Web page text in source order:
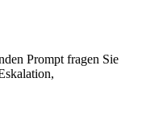
Prompt fragen Sie